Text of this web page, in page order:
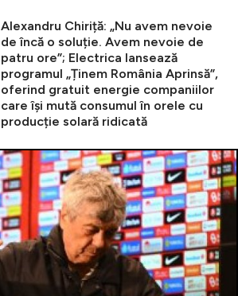
Alexandru Chiriță: „Nu avem nevoie
de încă o soluție. Avem nevoie de
patru ore”; Electrica lansează
programul „Ținem România Aprinsă”,
oferind gratuit energie companiilor
care își mută consumul în orele cu
producție solară ridicată